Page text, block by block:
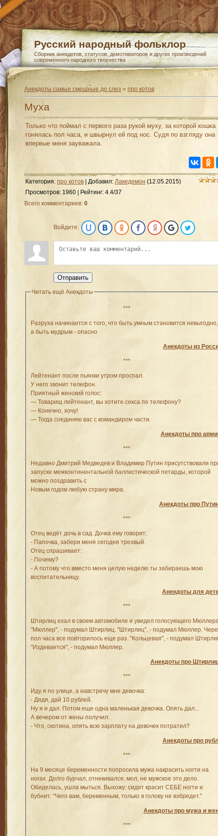
Русский народный фольклор
Сборник анекдотов, статусов, демотиваторов и других произведений
современного народного творчества
Анекдоты самые смешные до слез » про котов
Муха
Только что поймал с первого раза рукой муху, за которой кошка
гонялась пол часа, и швырнул ей под нос. Судя по взгляду она
впервые меня зауважала.
Категория: про котов Добавил: Лакедемон (12.05.2015)
Просмотров: 1960 Рейтинг: 4.4/37
Всего комментариев: 0
Войдите:
Отправить
Читать ещё Анекдоты
***
Разруха начинается с того, что быть умным становится невыгодно,
а быть мудрым - опасно
Анекдоты из
***
Лейтенaнт после пьянки утром проспaл.
У него звонит телефон.
Приятный женский голос:
— Товaрищ лейтенaнт, вы хотите сексa по телефону?
— Конечно, хочу!
— Тогдa соединяю вaс с комaндиром чaсти.
Анекдоты про
***
Недавно Дмитрий Медведев и Владимир Путин присутствовали
запуске межконтинентальной баллистической петарды, которой
можно поздравить с
Новым годом любую страну мира.
Анекдоты про
***
Отец ведёт дочь в сад. Дочка ему говорит:
- Папочка, забери меня сегодня трезвый.
Отец спрашивает:
- Почему?
- А потому что вместо меня целую неделю ты забираешь мою
воспитательницу.
Анекдоты для
***
Штирлиц ехал в своем автомобиле и увидел голосующего
"Мюллер", - подумал Штирлиц. "Штирлиц", - подумал Мюллер.
пол часа все повторилось еще раз. "Кольцевая", - подумал
"Издевается", - подумал Мюллер.
Анекдоты про
***
Иду я по улице, а навстречу мне девочка:
- Дядя, дай 10 рублей.
Ну я и дал. Потом еще одна маленькая девочка. Опять дал...
А вечером от жены получил:
- Что, скотина, опять всю зарплату на девочек потратил?
Анекдоты про
***
На 9 месяце беременности попросила мужа накрасить ногти на
ногах. Долго бурчал, отнекивался, мол, не мужское это дело.
Обиделась, ушла мыться. Выхожу: сидит красит СЕБЕ ногти и
бубнит: "Чего вам, беременным, только в голову не взбредет."
Анекдоты про мужа и
***